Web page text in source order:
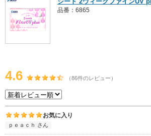
品番：6865
4.6 （86件のレビュー）
お気に入り
ｐｅａｃｈ さん